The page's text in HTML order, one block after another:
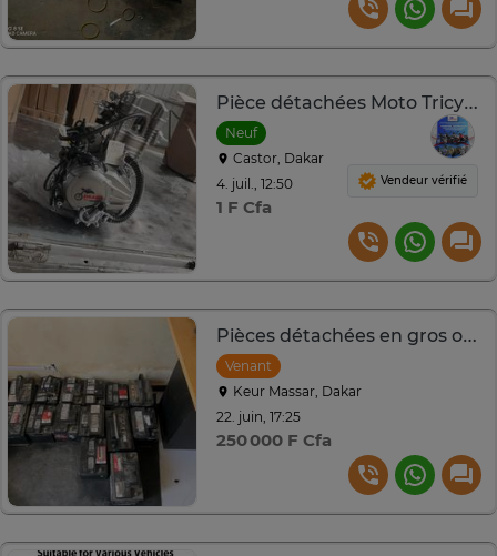
Pièce détachées Moto Tricycle
Neuf
Castor, Dakar
4. juil., 12:50
1 F Cfa
Vendeur vérifié
Pièces détachées en gros ou détails
Venant
Keur Massar, Dakar
22. juin, 17:25
250 000 F Cfa